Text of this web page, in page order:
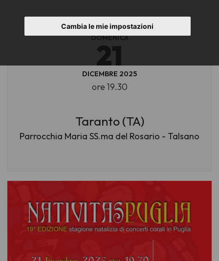
Cambia le mie impostazioni
DOMENICA
21
DICEMBRE 2025
ore 19.30
Taranto (TA)
Parrocchia Maria SS.ma del Rosario - Talsano